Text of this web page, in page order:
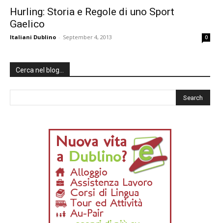
Hurling: Storia e Regole di uno Sport
Gaelico
Italiani Dublino - September 4, 2013 0
Cerca nel blog…